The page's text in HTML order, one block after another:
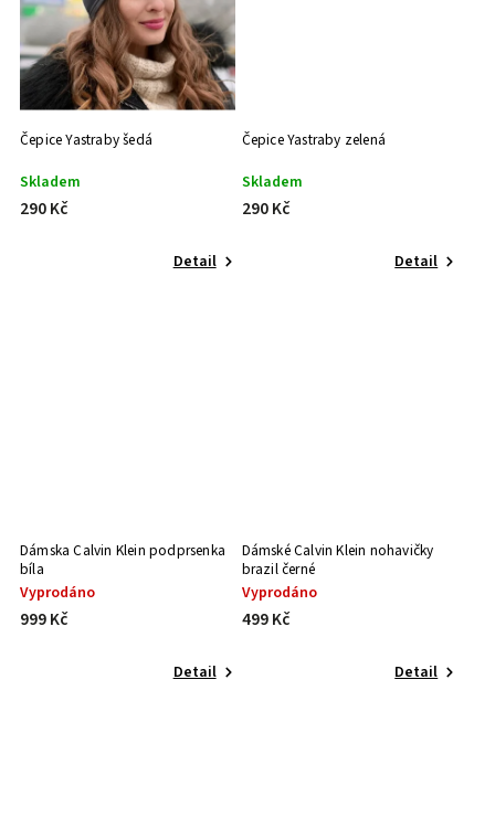
Čepice Yastraby šedá
Skladem
290 Kč
Detail
Čepice Yastraby zelená
Skladem
290 Kč
Detail
Dámska Calvin Klein podprsenka
bíla
Vyprodáno
999 Kč
Detail
Dámské Calvin Klein nohavičky
brazil černé
Vyprodáno
499 Kč
Detail